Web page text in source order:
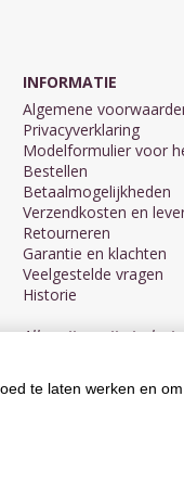
INFORMATIE
Algemene
Privacyverklaring
Modelformulier voor
Bestellen
Betaalmogelijkheden
Verzendkosten en
Retourneren
Garantie en klachten
Veelgestelde vragen
Historie
Alle prijzen zijn
te laten werken en